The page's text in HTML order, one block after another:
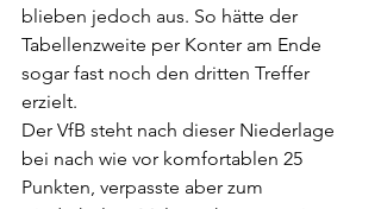
blieben jedoch aus. So hätte der
Tabellenzweite per Konter am Ende
sogar fast noch den dritten Treffer
erzielt.
Der VfB steht nach dieser Niederlage
bei nach wie vor komfortablen 25
Punkten, verpasste aber zum